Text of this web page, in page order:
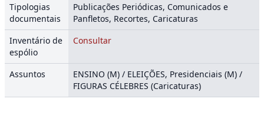
Tipologias
documentais
Publicações Periódicas, Comunicados e
Panfletos, Recortes, Caricaturas
Inventário de
espólio
Consultar
Assuntos
ENSINO (M) / ELEIÇÕES, Presidenciais (M) /
FIGURAS CÉLEBRES (Caricaturas)